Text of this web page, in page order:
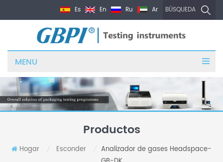
BÚSQUEDA
Es En Ru Ar
MENU
Productos
Hogar Esconder
Analizador de gases Headspace-